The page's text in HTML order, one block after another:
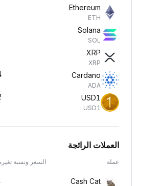
Ethereum
ETH
Solana
SOL
XRP
XRP
Cardano
ADA
USD1
USD1
العملات الرائجة
عملة السعر ونسبة تغيره
Cash Cat